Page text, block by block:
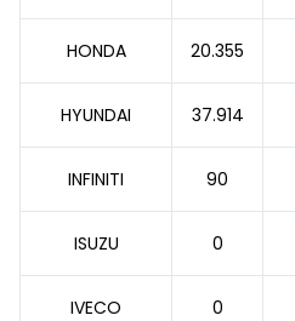
HONDA 20.355
HYUNDAI 37.914
INFINITI 90
ISUZU 0
IVECO 0